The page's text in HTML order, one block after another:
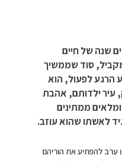
שנה של חיים
סוד שממשיך
הרגע לפעול, הוא
עיר ילדותם, אהבת
ומלאים ממתינים
לאשתו שהוא עוזב.
ערב להפתיע את הוריהם